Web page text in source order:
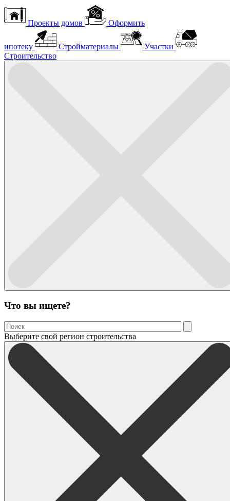
Проекты домов Оформить
ипотеку Стройматериалы
Участки
Строительство
Что вы ищете?
Выберите свой регион строительства